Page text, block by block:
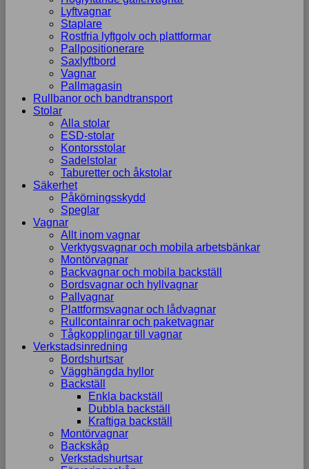
Lyftvagnar
Staplare
Rostfria lyftgolv och plattformar
Pallpositionerare
Saxlyftbord
Vagnar
Pallmagasin
Rullbanor och bandtransport
Stolar
Alla stolar
ESD-stolar
Kontorsstolar
Sadelstolar
Taburetter och åkstolar
Säkerhet
Påkörningsskydd
Speglar
Vagnar
Allt inom vagnar
Verktygsvagnar och mobila arbetsbänkar
Montörvagnar
Backvagnar och mobila backställ
Bordsvagnar och hyllvagnar
Pallvagnar
Plattformsvagnar och lådvagnar
Rullcontainrar och paketvagnar
Tågkopplingar till vagnar
Verkstadsinredning
Bordshurtsar
Vägghängda hyllor
Backställ
Enkla backställ
Dubbla backställ
Kraftiga backställ
Montörvagnar
Backskåp
Verkstadshurtsar